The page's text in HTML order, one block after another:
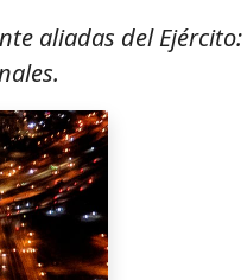
aliadas del Ejército: